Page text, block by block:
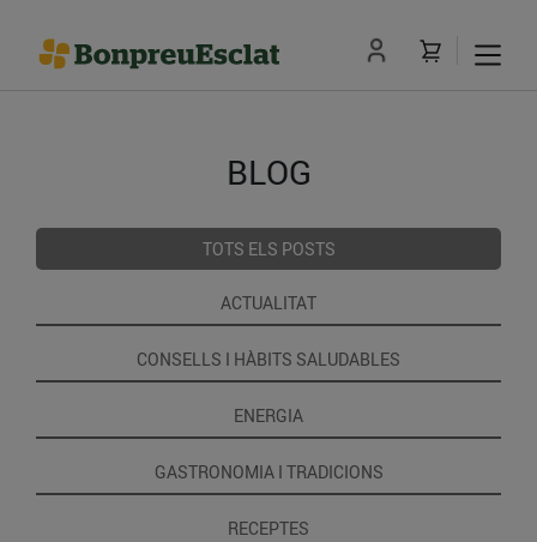
BLOG
TOTS ELS POSTS
ACTUALITAT
CONSELLS I HÀBITS SALUDABLES
ENERGIA
GASTRONOMIA I TRADICIONS
RECEPTES